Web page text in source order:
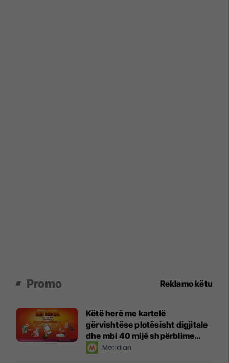
Promo Reklamo këtu
Këtë herë me kartelë
gërvishtëse plotësisht digjitale
dhe mbi 40 mijë shpërblime
instant!Meridian